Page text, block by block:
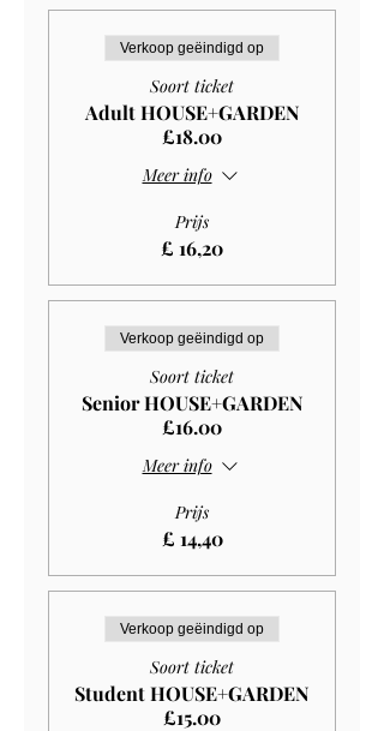
Verkoop geëindigd op
Soort ticket
Adult HOUSE+GARDEN
£18.00
Meer info
Prijs
£ 16,20
Verkoop geëindigd op
Soort ticket
Senior HOUSE+GARDEN
£16.00
Meer info
Prijs
£ 14,40
Verkoop geëindigd op
Soort ticket
Student HOUSE+GARDEN
£15.00